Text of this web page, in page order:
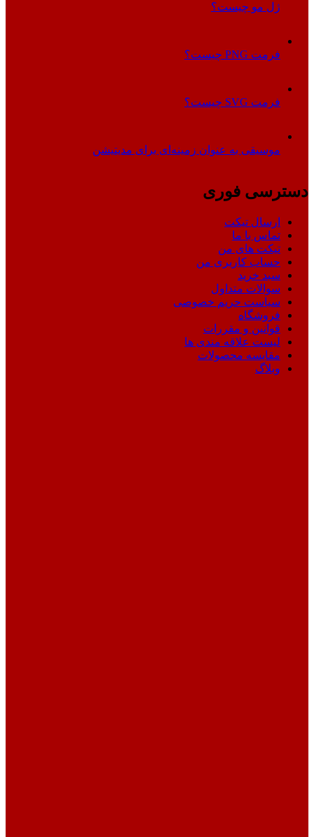
ژل مو چیست؟
فرمت PNG چیست؟
فرمت SVG چیست؟
موسیقی به عنوان زمینه‌ای برای مدیتیشن
دسترسی فوری
ارسال تیکت
تماس با ما
تیکت های من
حساب کاربری من
سبد خرید
سوالات متداول
سیاست حریم خصوصی
فروشگاه
قوانین و مقررات
لیست علاقه مندی ها
مقایسه محصولات
وبلاگ